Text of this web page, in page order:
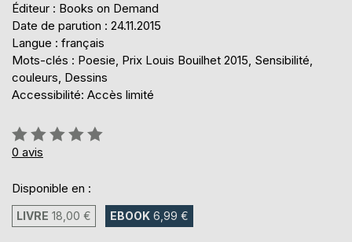
Éditeur : Books on Demand
Date de parution : 24.11.2015
Langue : français
Mots-clés : Poesie, Prix Louis Bouilhet 2015, Sensibilité,
couleurs, Dessins
Accessibilité: Accès limité
Évaluation:
0%
0 avis
Disponible en :
LIVRE 18,00 € EBOOK 6,99 €